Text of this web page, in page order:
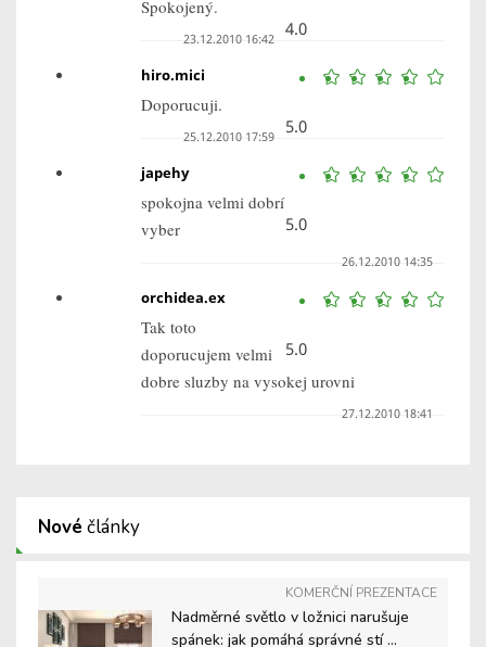
4.0
Spokojený.
23.12.2010 16:42
5.0
hiro.mici
Doporucuji.
25.12.2010 17:59
5.0
japehy
spokojna velmi dobrí
vyber
26.12.2010 14:35
5.0
orchidea.ex
Tak toto
doporucujem velmi
dobre sluzby na vysokej urovni
27.12.2010 18:41
Nové články
KOMERČNÍ PREZENTACE
Nadměrné světlo v ložnici narušuje
spánek: jak pomáhá správné stí ...